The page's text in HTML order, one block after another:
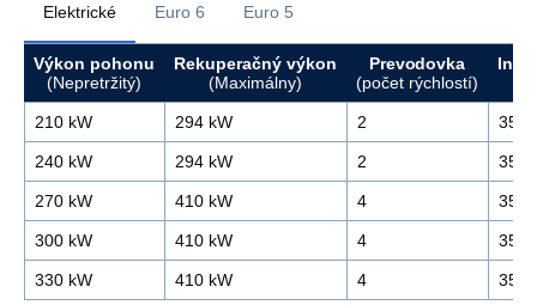
Elektrické Euro 6 Euro 5
Výkon pohonu
(Nepretržitý)
Rekuperačný výkon
(Maximálny)
Prevodovka
(počet rýchlostí)
210 kW 294 kW 2 356/
240 kW 294 kW 2 356/
270 kW 410 kW 4 356/
300 kW 410 kW 4 356/
330 kW 410 kW 4 356/